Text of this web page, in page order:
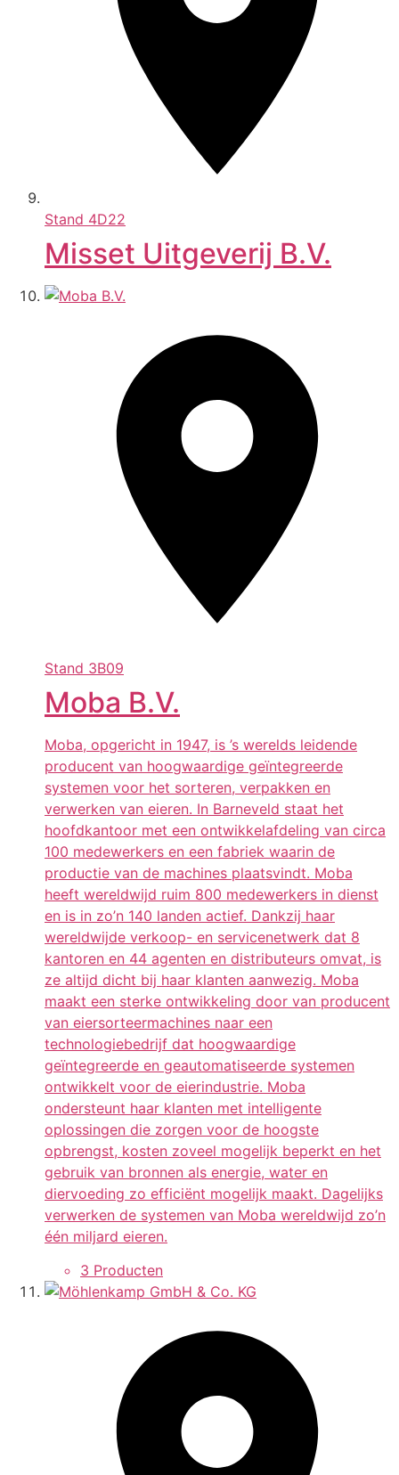
Stand 4D22
Misset Uitgeverij B.V.
Stand 3B09
Moba B.V.
Moba, opgericht in 1947, is ’s werelds leidende
producent van hoogwaardige geïntegreerde
systemen voor het sorteren, verpakken en
verwerken van eieren. In Barneveld staat het
hoofdkantoor met een ontwikkelafdeling van circa
100 medewerkers en een fabriek waarin de
productie van de machines plaatsvindt. Moba
heeft wereldwijd ruim 800 medewerkers in dienst
en is in zo’n 140 landen actief. Dankzij haar
wereldwijde verkoop- en servicenetwerk dat 8
kantoren en 44 agenten en distributeurs omvat, is
ze altijd dicht bij haar klanten aanwezig. Moba
maakt een sterke ontwikkeling door van producent
van eiersorteermachines naar een
technologiebedrijf dat hoogwaardige
geïntegreerde en geautomatiseerde systemen
ontwikkelt voor de eierindustrie. Moba
ondersteunt haar klanten met intelligente
oplossingen die zorgen voor de hoogste
opbrengst, kosten zoveel mogelijk beperkt en het
gebruik van bronnen als energie, water en
diervoeding zo efficiënt mogelijk maakt. Dagelijks
verwerken de systemen van Moba wereldwijd zo’n
één miljard eieren.
3 Producten